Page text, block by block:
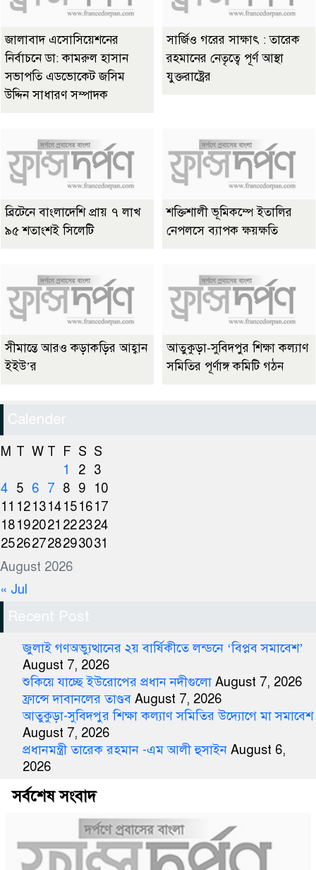
জালাবাদ এসোসিয়েশনের
নির্বাচনে ডা: কামরুল হাসান
সভাপতি এডভোকেট জসিম
উদ্দিন সাধারণ সম্পাদক
সার্জিও গরের সাক্ষাৎ : তারেক
রহমানের নেতৃত্বে পূর্ণ আস্থা
যুক্তরাষ্ট্রের
ব্রিটেনে বাংলাদেশি প্রায় ৭ লাখ
৯৫ শতাংশই সিলেটি
শক্তিশালী ভূমিকম্পে ইতালির
নেপলসে ব্যাপক ক্ষয়ক্ষতি
সীমান্তে আরও কড়াকড়ির আহ্বান
ইইউ’র
আতুকুড়া-সুবিদপুর শিক্ষা কল্যাণ
সমিতির পূর্ণাঙ্গ কমিটি গঠন
Calender
August 2026
M T W T F S S
1
2 3
4 5 6 7 8 9
10
11 121314151617
18192021 222324
25262728293031
« Jul
Recent Post
জুলাই গণঅভ্যুত্থানের ২য় বার্ষিকীতে লন্ডনে ‘বিপ্লব সমাবেশ’
August 7, 2026
শুকিয়ে যাচ্ছে ইউরোপের প্রধান নদীগুলো August 7, 2026
ফ্রান্সে দাবানলের তাণ্ডব August 7, 2026
আতুকুড়া-সুবিদপুর শিক্ষা কল্যাণ সমিতির উদ্যোগে মা সমাবেশ
August 7, 2026
প্রধানমন্ত্রী তারেক রহমান -এম আলী হুসাইন August 6,
2026
সর্বশেষ সংবাদ